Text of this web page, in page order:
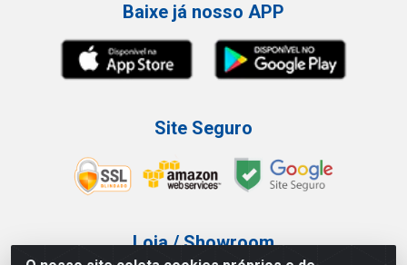
Baixe já nosso APP
Site Seguro
Loja / Showroom